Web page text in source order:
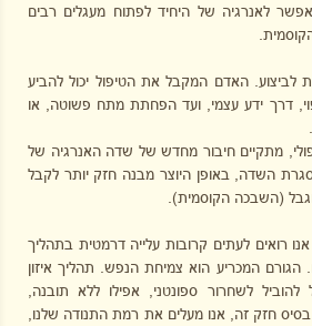
לאנרגיה של היחיד לפתוח מעגלים רבים
לביצוע. האדם המקבל את הטיפול יכול להביע
דרך ידע עצמי, ועד הפחתת מתח פשוטה, או
מתקיים חיבור מחדש של שדה האנרגיה של
השדה, באופן היוצר מבנה חזק יותר לקבל
(השבכה הקוסמית).
רואים לעתים קרובות עלייה דרמטית בתהליך
המכריע הוא צמיחת הנפש. תהליך איזון
להוביל לשחרור ספונטני, אפילו ללא תובנה,
חזק זה, אנו מעלים את רמת התנודה שלנו,